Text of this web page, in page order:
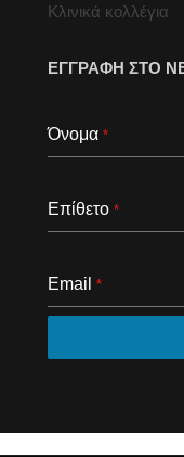
Κλινικά κολλέγια
ΕΓΓΡΑΦΗ ΣΤΟ
Όνομα *
Επίθετο *
Email *